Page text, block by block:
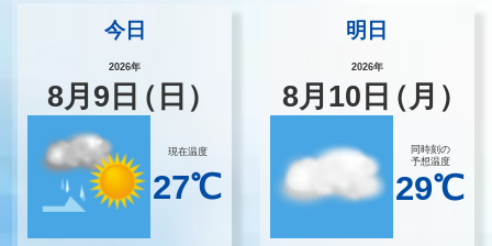
今日
2026年
8月 9 日（日）
現在温度
27℃
明日
2026年
8月 10 日（月）
同時刻の
予想温度
29℃